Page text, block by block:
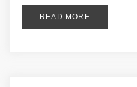
READ MORE